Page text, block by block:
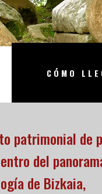
CÓMO
patrimonial de
del
de Bizkaia,